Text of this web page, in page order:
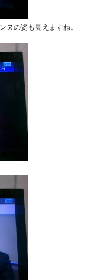
ヌの姿も見えますね。